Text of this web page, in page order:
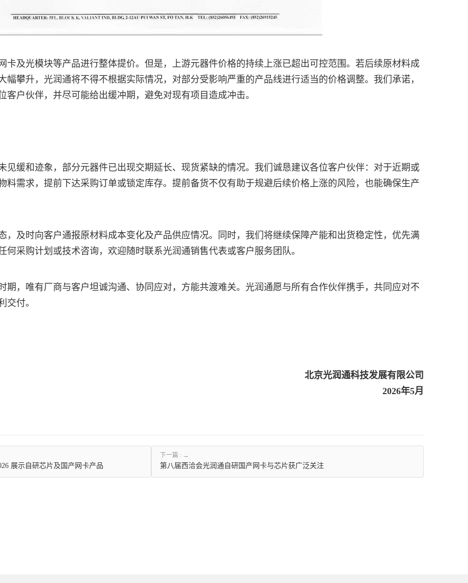
卡及光模块等产品进行整体提价。但是，上游元器件价格的持续上涨已超出可控范围。若后续原材料成
幅攀升，光润通将不得不根据实际情况，对部分受影响严重的产品线进行适当的价格调整。我们承诺，
客户伙伴，并尽可能给出缓冲期，避免对现有项目造成冲击。
见缓和迹象，部分元器件已出现交期延长、现货紧缺的情况。我们诚恳建议各位客户伙伴：对于近期或
料需求，提前下达采购订单或锁定库存。提前备货不仅有助于规避后续价格上涨的风险，也能确保生产
，及时向客户通报原材料成本变化及产品供应情况。同时，我们将继续保障产能和出货稳定性，优先满
何采购计划或技术咨询，欢迎随时联系光润通销售代表或客户服务团队。
期，唯有厂商与客户坦诚沟通、协同应对，方能共渡难关。光润通愿与所有合作伙伴携手，共同应对不
交付。
北京光润通科技发展有限公司
2026年5月
展示自研芯片及国产网卡产品
下一篇 :
第八届西洽会光润通自研国产网卡与芯片获广泛关注